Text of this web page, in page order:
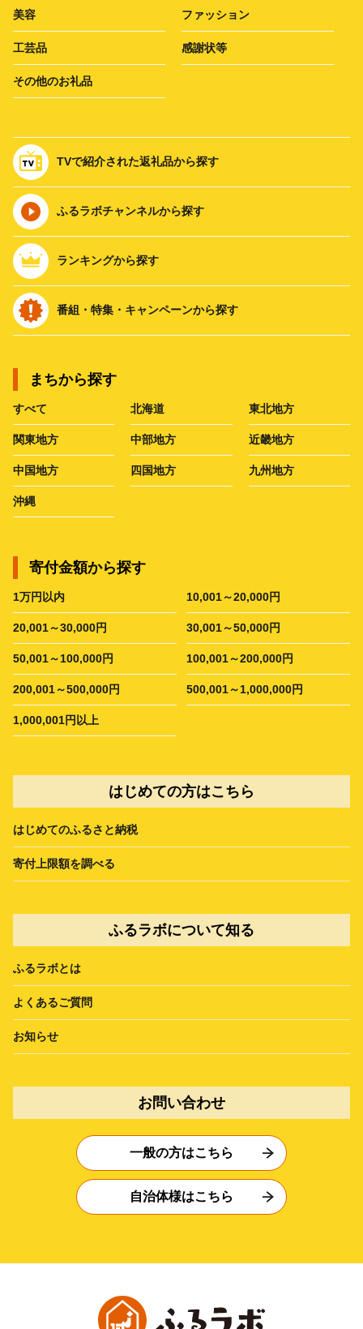
美容 ファッション
工芸品 感謝状等
その他のお礼品
TVで紹介された返礼品から探す
ふるラボチャンネルから探す
ランキングから探す
番組・特集・キャンペーンから探す
まちから探す
すべて 北海道 東北地方
関東地方 中部地方 近畿地方
中国地方 四国地方 九州地方
沖縄
寄付金額から探す
1万円以内 10,001～20,000円
20,001～30,000円 30,001～50,000円
50,001～100,000円 100,001～200,000円
200,001～500,000円 500,001～1,000,000円
1,000,001円以上
はじめての方はこちら
はじめてのふるさと納税
寄付上限額を調べる
ふるラボについて知る
ふるラボとは
よくあるご質問
お知らせ
お問い合わせ
一般の方はこちら
自治体様はこちら